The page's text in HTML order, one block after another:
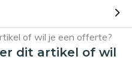
dit artikel of wil